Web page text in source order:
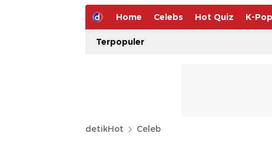
Home Celebs Hot Quiz K-Pop
Terpopuler
detikHot Celeb